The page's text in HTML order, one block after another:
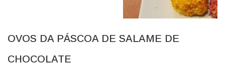
OVOS DA PÁSCOA DE SALAME DE
CHOCOLATE